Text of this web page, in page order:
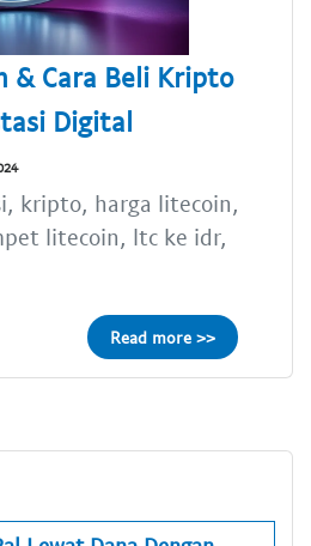
& Cara Beli Kripto
Digital
kripto, harga litecoin,
litecoin, ltc ke idr,
Read more >>